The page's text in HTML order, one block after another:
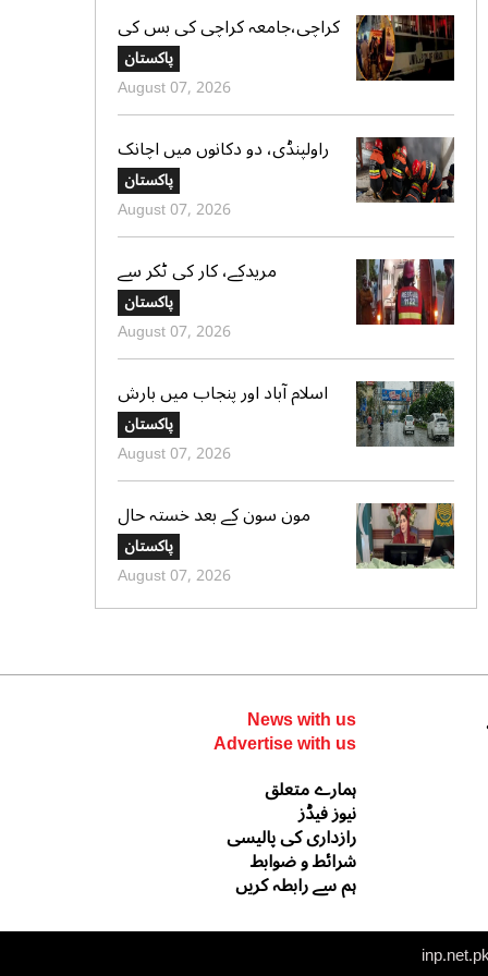
کراچی،جامعہ کراچی کی بس کی
ٹکر سے موٹر سائیکل سوار لڑکی
جاں بحق،ڈرائیور گرفتار
پاکستان
August 07, 2026
راولپنڈی، دو دکانوں میں اچانک
آگ بھڑک اٹھی، ریسکیو کی
بروقت کارروائی، بڑا نقصان ٹل
گیا
پاکستان
August 07, 2026
مریدکے، کار کی ٹکر سے
موٹرسائیکل سوار 2 دوست جاں
بحق، بچہ شدید زخمی
پاکستان
August 07, 2026
اسلام آباد اور پنجاب میں بارش
کی پیشگوئی، کراچی میں بوندا
باندی کا امکان
پاکستان
August 07, 2026
مون سون کے بعد خستہ حال
عمارتوں کا سروے کرایا جائے،
وزیراعلی پنجاب کی ہدایت
پاکستان
August 07, 2026
News with us
Advertise with us
ہمارے متعلق
نیوز فیڈز
رازداری کی پالیسی
شرائط و ضوابط
ہم سے رابطہ کریں